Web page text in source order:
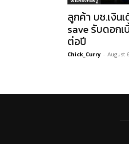
ลูกค้า บช.เงิน
save รับดอก
ต่อปี
Chick_Curry - August